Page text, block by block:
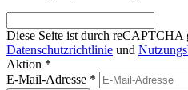
Diese Seite ist durch reCAPTCHA
Datenschutzrichtlinie und
Aktion *
E-Mail-Adresse *